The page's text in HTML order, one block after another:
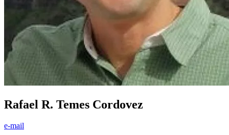
Rafael R. Temes Cordovez
e-mail